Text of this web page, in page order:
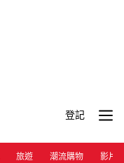
登記
旅遊 潮流購物 影片